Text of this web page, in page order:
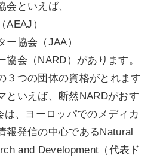
会といえば、
AEAJ）
ー協会（JAA）
会（NARD）があります。
３つの団体の資格がとれます
といえば、断然NARDがおす
は、ヨーロッパでのメディカ
報発信の中心であるNatural
and Development（代表ド